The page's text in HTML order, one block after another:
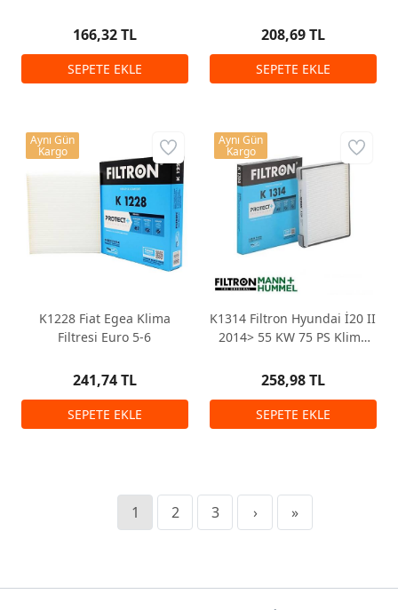
166,32 TL 208,69 TL
K1228 Fiat Egea Klima
Filtresi Euro 5-6
241,74 TL
Aynı Gün
Kargo
K1314 Filtron Hyundai İ20 II
2014> 55 KW 75 PS Klima
258,98 TL
Aynı Gün
Kargo
1 2 3 › »